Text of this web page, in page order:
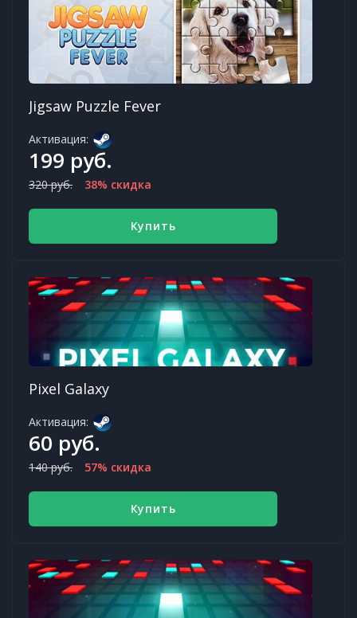
Jigsaw Puzzle Fever
Активация:
199 руб.
320 руб. 38% скидка
Купить
Pixel Galaxy
Активация:
60 руб.
140 руб. 57% скидка
Купить